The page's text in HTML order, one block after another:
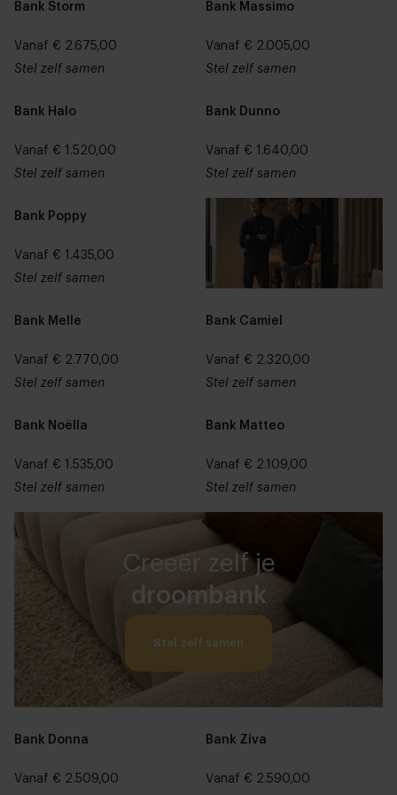
Bank Storm
Vanaf € 2.675,00
Stel zelf samen
Bank Massimo
Vanaf € 2.005,00
Stel zelf samen
Bank Halo
Vanaf € 1.520,00
Stel zelf samen
Bank Dunno
Vanaf € 1.640,00
Stel zelf samen
Bank Poppy
Vanaf € 1.435,00
Stel zelf samen
Bank Melle
Vanaf € 2.770,00
Stel zelf samen
Bank Camiel
Vanaf € 2.320,00
Stel zelf samen
Bank Noëlla
Vanaf € 1.535,00
Stel zelf samen
Bank Matteo
Vanaf € 2.109,00
Stel zelf samen
Bank Donna
Vanaf € 2.509,00
Bank Ziva
Vanaf € 2.590,00
Creeër zelf je
droombank
Stel zelf samen